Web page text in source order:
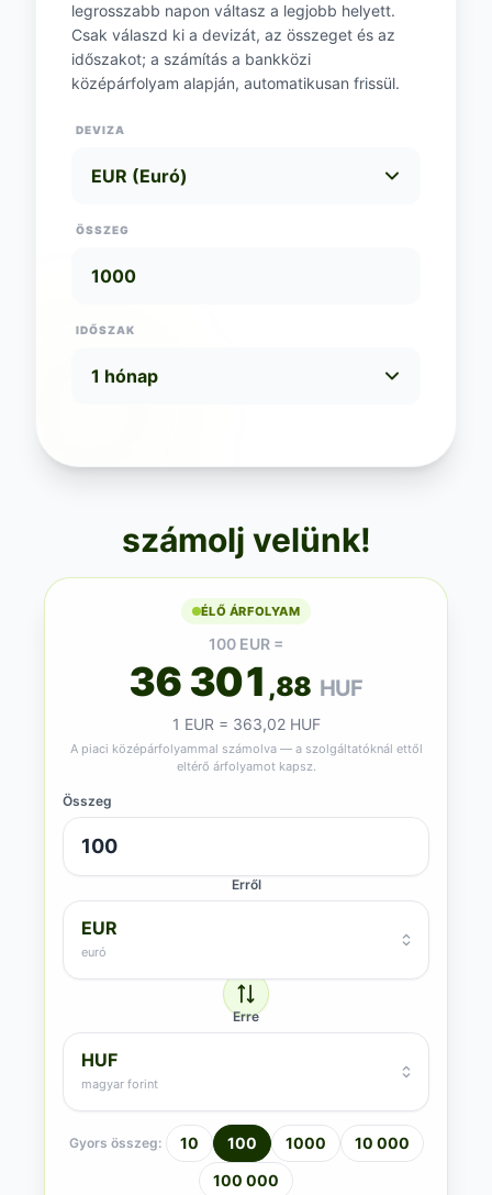
legrosszabb napon váltasz a legjobb helyett.
Csak válaszd ki a devizát, az összeget és az
időszakot; a számítás a bankközi
középárfolyam alapján, automatikusan frissül.
DEVIZA
ÖSSZEG
IDŐSZAK
számolj velünk!
ÉLŐ ÁRFOLYAM
100 EUR =
36 301 ,88 HUF
1 EUR = 363,02 HUF
A piaci középárfolyammal számolva — a szolgáltatóknál ettől
eltérő árfolyamot kapsz.
Összeg
Erről
EUR
euró
Erre
HUF
magyar forint
Gyors összeg: 10 100 1000
10 000
100 000